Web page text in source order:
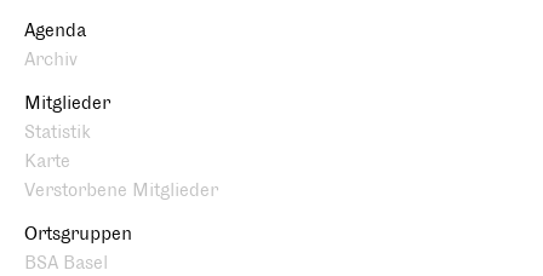
Agenda
Archiv
Mitglieder
Statistik
Karte
Verstorbene Mitglieder
Ortsgruppen
BSA Basel